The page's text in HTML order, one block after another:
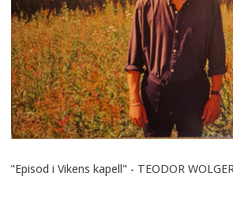
"Episod i Vikens kapell" - TEODOR